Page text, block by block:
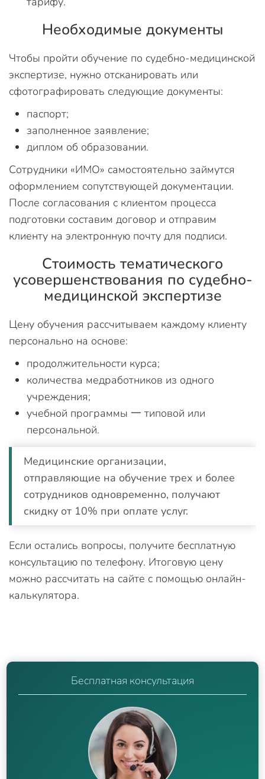
Необходимые документы
Чтобы пройти обучение по судебно-медицинской
экспертизе, нужно отсканировать или
сфотографировать следующие документы:
паспорт;
заполненное заявление;
диплом об образовании.
Сотрудники «ИМО» самостоятельно займутся
оформлением сопутствующей документации.
После согласования с клиентом процесса
подготовки составим договор и отправим
клиенту на электронную почту для подписи.
Стоимость тематического
усовершенствования по судебно-
медицинской экспертизе
Цену обучения рассчитываем каждому клиенту
персонально на основе:
продолжительности курса;
количества медработников из одного
учреждения;
учебной программы 一 типовой или
персональной.
Медицинские организации,
отправляющие на обучение трех и более
сотрудников одновременно, получают
скидку от 10% при оплате услуг.
Если остались вопросы, получите бесплатную
консультацию по телефону. Итоговую цену
можно рассчитать на сайте с помощью онлайн-
калькулятора.
Бесплатная консультация